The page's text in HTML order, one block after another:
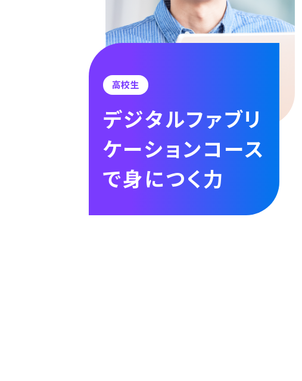
高校生
デジタルファブリ
ケーションコース
で身につく力